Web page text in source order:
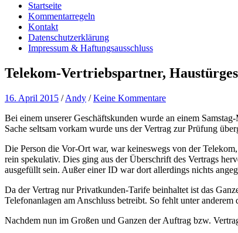
Startseite
Kommentarregeln
Kontakt
Datenschutzerklärung
Impressum & Haftungsausschluss
Telekom-Vertriebspartner,
16. April 2015 /Andy /Keine Kommentare
Bei einem unserer Geschäftskunden wurde an einem
Sache seltsam vorkam wurde uns der Vertrag zur Prüfung
Die Person die Vor-Ort war, war keineswegs von der
rein spekulativ. Dies ging aus der Überschrift des Vertrags
ausgefüllt sein. Außer einer ID war dort allerdings nichts
Da der Vertrag nur Privatkunden-Tarife beinhaltet ist das
Telefonanlagen am Anschluss betreibt. So fehlt unter
Nachdem nun im Großen und Ganzen der Auftrag bzw.